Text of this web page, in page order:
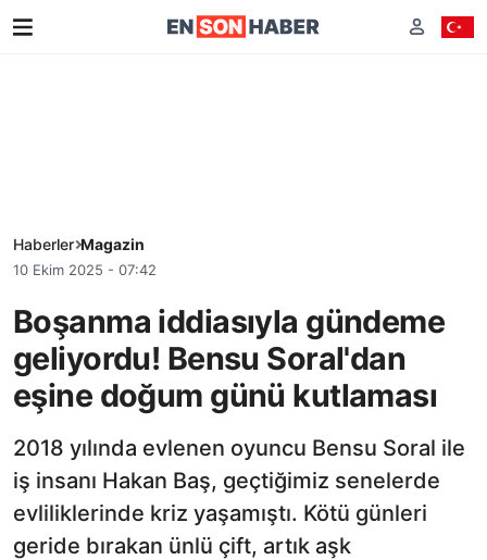
Haberler Magazin
10 Ekim 2025 - 07:42
Boşanma iddiasıyla gündeme
geliyordu! Bensu Soral'dan
eşine doğum günü kutlaması
2018 yılında evlenen oyuncu Bensu Soral ile
iş insanı Hakan Baş, geçtiğimiz senelerde
evliliklerinde kriz yaşamıştı. Kötü günleri
geride bırakan ünlü çift, artık aşk